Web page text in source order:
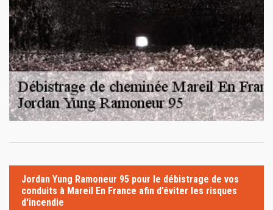
Jordan Yung Ramoneur 95 pour le débistrage de vos
conduits à Mareil En France afin d’éviter les risques
d'incendie